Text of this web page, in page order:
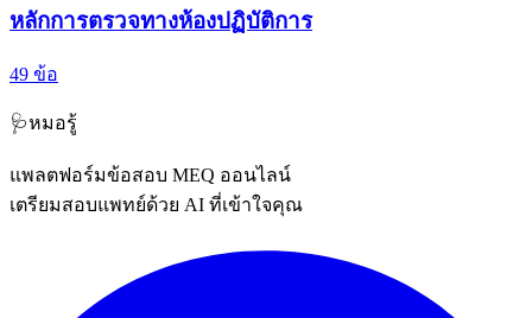
หลักการตรวจทางห้องปฏิบัติการ
49 ข้อ
🩺หมอรู้
แพลตฟอร์มข้อสอบ MEQ ออนไลน์
เตรียมสอบแพทย์ด้วย AI ที่เข้าใจคุณ